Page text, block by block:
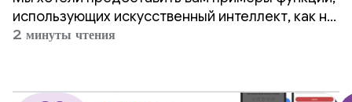
демонстрационного
приложения-каталога.
использующих искусственный интеллект, как на
устройствах, так и в облаке, и вдохновить вас на
2 минуты чтения